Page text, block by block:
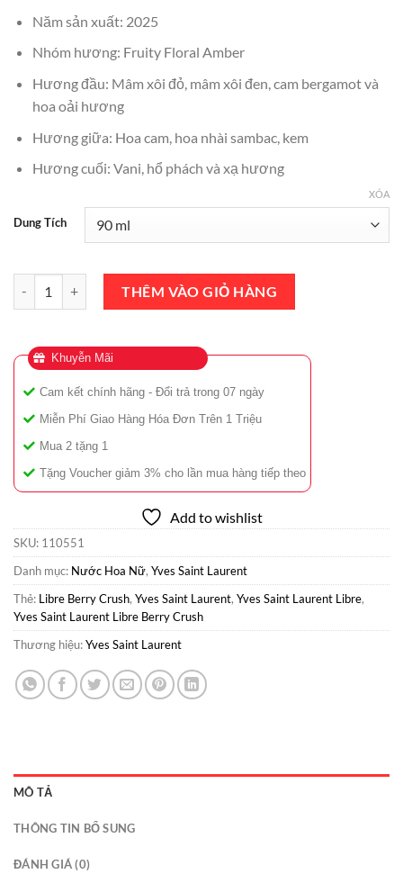
Năm sản xuất: 2025
Nhóm hương: Fruity Floral Amber
Hương đầu: Mâm xôi đỏ, mâm xôi đen, cam bergamot và
hoa oải hương
Hương giữa: Hoa cam, hoa nhài sambac, kem
Hương cuối: Vani, hổ phách và xạ hương
Dung Tích
XÓA
Nước Hoa Yves Saint Laurent Libre Berry Crush EDP 90ml Chính
THÊM VÀO GIỎ HÀNG
Khuyễn Mãi
Cam kết chính hãng - Đổi trả trong 07 ngày
Miễn Phí Giao Hàng Hóa Đơn Trên 1 Triệu
Mua 2 tặng 1
Tặng Voucher giảm 3% cho lần mua hàng tiếp theo
Add to wishlist
SKU: 110551
Danh mục: Nước Hoa Nữ, Yves Saint Laurent
Thẻ: Libre Berry Crush, Yves Saint Laurent, Yves Saint Laurent Libre,
Yves Saint Laurent Libre Berry Crush
Thương hiệu:Yves Saint Laurent
MÔ TẢ
THÔNG TIN BỔ SUNG
ĐÁNH GIÁ (0)